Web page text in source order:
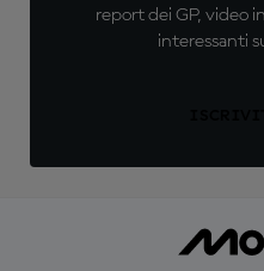
report dei GP, video
interessanti